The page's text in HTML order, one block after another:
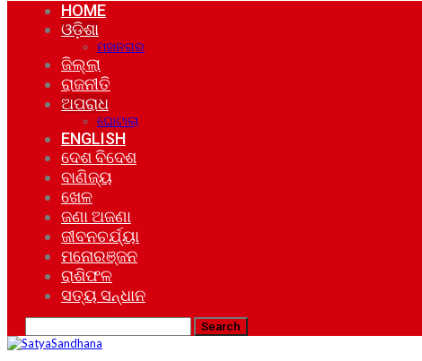
HOME
ଓଡ଼ିଶା
ମହାନଗର
ଜିଲ୍ଲା
ରାଜନୀତି
ଅପରାଧ
ଘୋଟାଲା
ENGLISH
ଦେଶ ବିଦେଶ
ବାଣିଜ୍ୟ
ଖେଳ
ଜଣା ଅଜଣା
ଜୀବନଚର୍ଯ୍ୟା
ମନୋରଞ୍ଜନ
ରାଶିଫଳ
ସତ୍ୟ ସନ୍ଧାନ